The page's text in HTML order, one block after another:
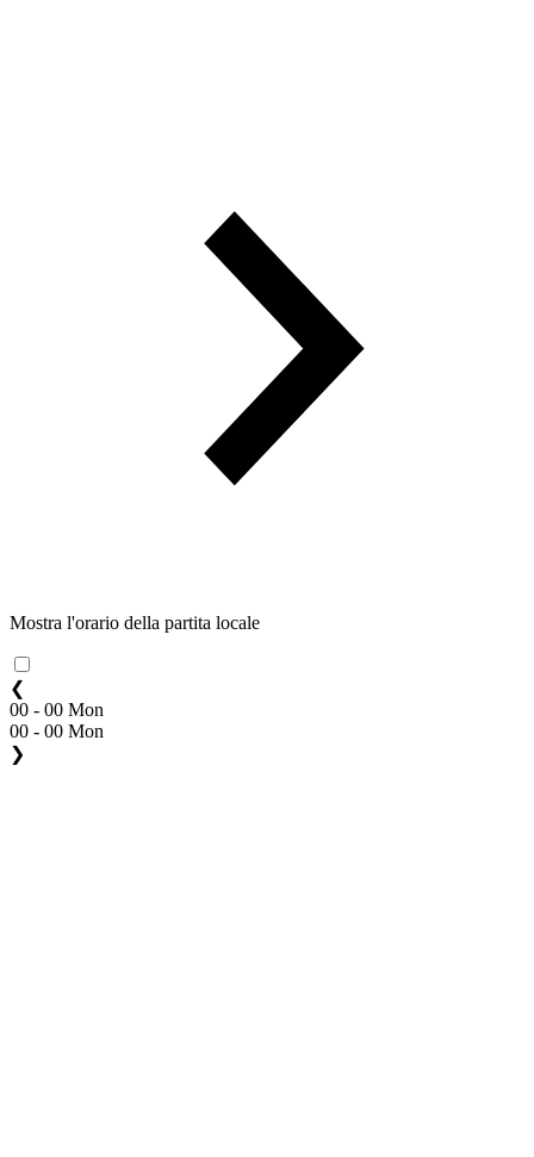
Mostra l'orario della partita locale
❮
00 - 00 Mon
00 - 00 Mon
❯